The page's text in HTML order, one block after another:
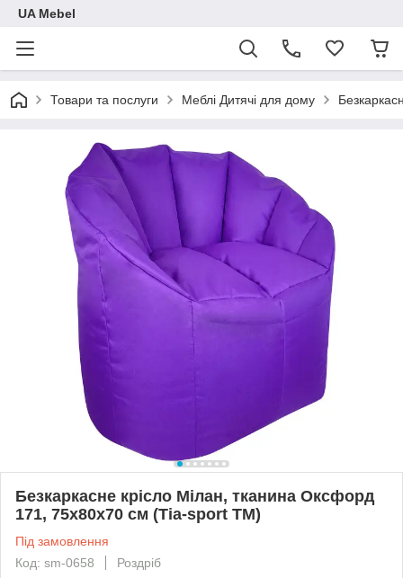
UA Mebel
Товари та послуги Меблі Дитячі для дому
Безкаркасне крісло Мілан, тканина Оксфорд
171, 75х80х70 см (Тia-sport ТМ)
Під замовлення
Код: sm-0658
Роздріб